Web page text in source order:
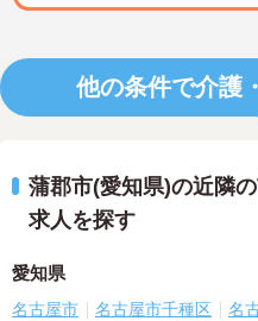
他の条件で介護
蒲郡市(愛知県)の近隣
求人を探す
愛知県
名古屋市 名古屋市千種区 名